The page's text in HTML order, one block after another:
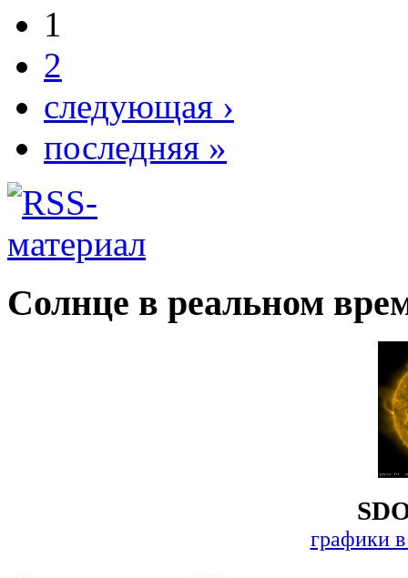
1
2
следующая ›
последняя »
Солнце в реальном
графики